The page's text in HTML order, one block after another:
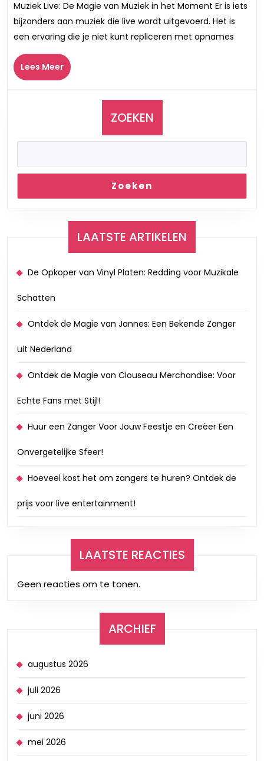
De
Betovering
van
Live
Muziek
Muziek Live: De Magie van Muziek in het Moment Er is iets
bijzonders aan muziek die live wordt uitgevoerd. Het is
een ervaring die je niet kunt repliceren met opnames
Lees MeerLees
Meer
ZOEKEN
Zoeken
LAATSTE ARTIKELEN
De Opkoper van Vinyl Platen: Redding voor Muzikale
Schatten
Ontdek de Magie van Jannes: Een Bekende Zanger
uit Nederland
Ontdek de Magie van Clouseau Merchandise: Voor
Echte Fans met Stijl!
Huur een Zanger Voor Jouw Feestje en Creëer Een
Onvergetelijke Sfeer!
Hoeveel kost het om zangers te huren? Ontdek de
prijs voor live entertainment!
LAATSTE REACTIES
Geen reacties om te tonen.
ARCHIEF
augustus 2026
juli 2026
juni 2026
mei 2026